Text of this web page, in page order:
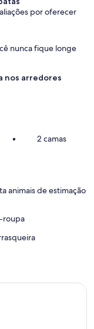
por oferecer
nunca fique longe
nos arredores
• 2 camas
animais de estimação
roupa